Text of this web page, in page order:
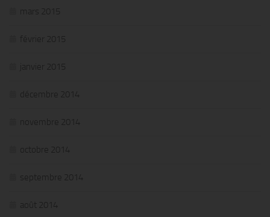
mars 2015
février 2015
janvier 2015
décembre 2014
novembre 2014
octobre 2014
septembre 2014
août 2014